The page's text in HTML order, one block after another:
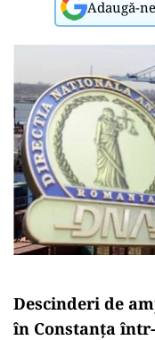
Adaugă-
Descinderi de
în Constanța